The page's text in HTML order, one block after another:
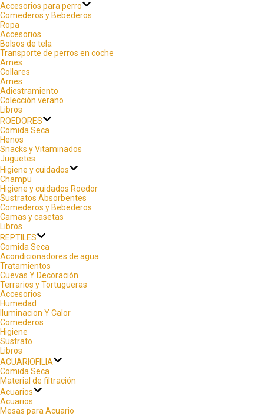
Accesorios para perro
Comederos y Bebederos
Ropa
Accesorios
Bolsos de tela
Transporte de perros en coche
Arnes
Collares
Arnes
Adiestramiento
Colección verano
Libros
ROEDORES
Comida Seca
Henos
Snacks y Vitaminados
Juguetes
Higiene y cuidados
Champu
Higiene y cuidados Roedor
Sustratos Absorbentes
Comederos y Bebederos
Camas y casetas
Libros
REPTILES
Comida Seca
Acondicionadores de agua
Tratamientos
Cuevas Y Decoración
Terrarios y Tortugueras
Accesorios
Humedad
Iluminacion Y Calor
Comederos
Higiene
Sustrato
Libros
ACUARIOFILIA
Comida Seca
Material de filtración
Acuarios
Acuarios
Mesas para Acuario